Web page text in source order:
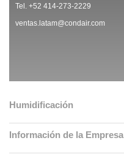
Tel. +52 414-273-2229
ventas.latam@condair.com
Humidificación
Información de la Empresa